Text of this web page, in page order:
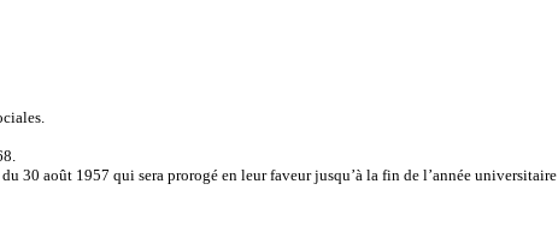
30 août 1957 qui sera prorogé en leur faveur jusqu’à la fin de l’année universitaire